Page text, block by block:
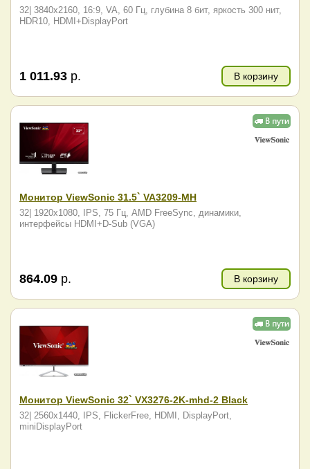
32| 3840x2160, 16:9, VA, 60 Гц, глубина 8 бит, яркость 300 нит,
HDR10, HDMI+DisplayPort
1 011.93 р. В корзину
Монитор ViewSonic 31.5` VA3209-MH
32| 1920x1080, IPS, 75 Гц, AMD FreeSync, динамики,
интерфейсы HDMI+D-Sub (VGA)
864.09 р. В корзину
Монитор ViewSonic 32` VX3276-2K-mhd-2 Black
32| 2560x1440, IPS, FlickerFree, HDMI, DisplayPort,
miniDisplayPort